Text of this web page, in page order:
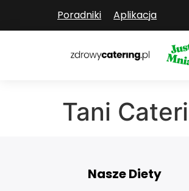
Poradniki Aplikacja
Tani
Nasze Diety